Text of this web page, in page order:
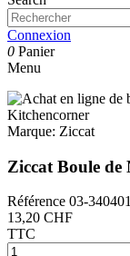
Connexion
0 Panier
Menu
Marque: Ziccat
Ziccat Boule de
Référence 03-340401
13,20 CHF
TTC